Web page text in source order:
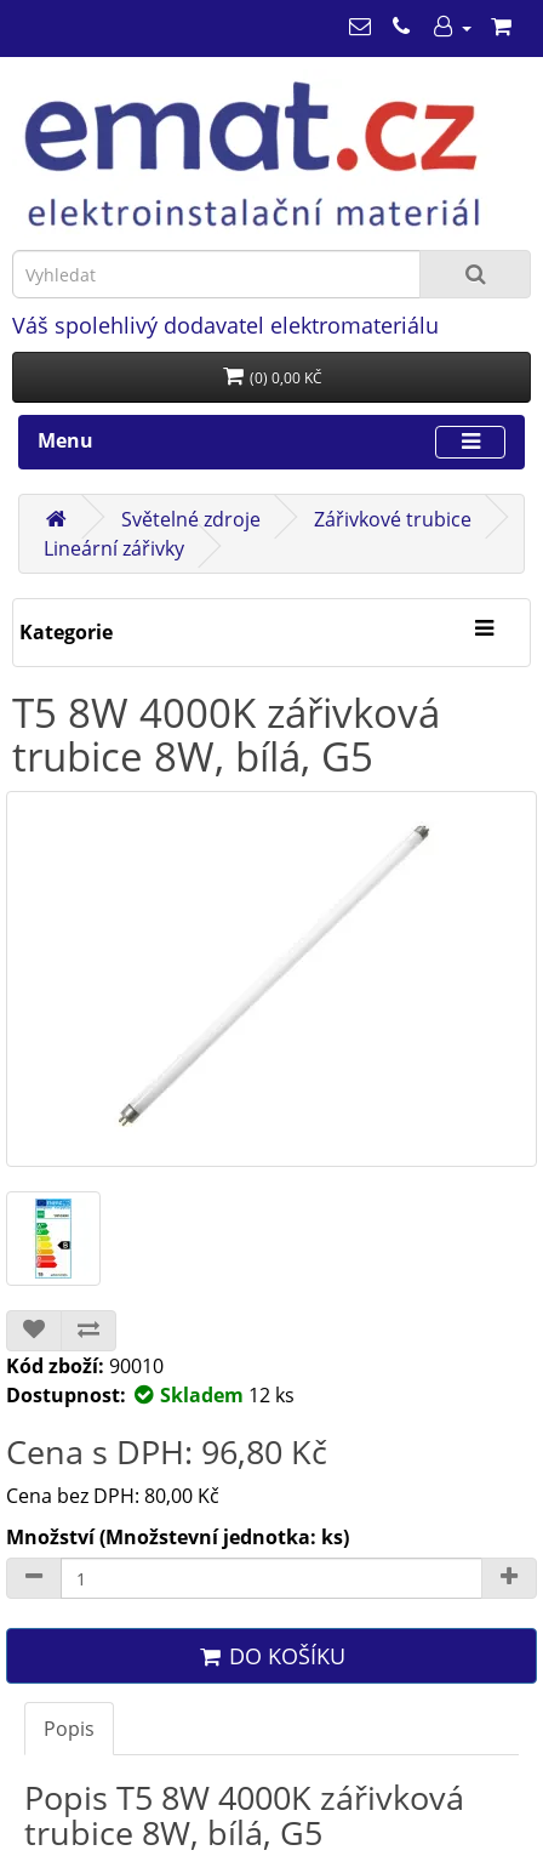
Váš spolehlivý dodavatel elektromateriálu
(0) 0,00 KČ
Menu
Světelné zdroje
Zářivkové trubice
Lineární zářivky
Kategorie
T5 8W 4000K zářivková
trubice 8W, bílá, G5
Kód zboží: 90010
Dostupnost:
Skladem 12 ks
Cena s DPH: 96,80 Kč
Cena bez DPH: 80,00 Kč
Množství (Množstevní jednotka: ks)
DO KOŠÍKU
Popis
Popis T5 8W 4000K zářivková
trubice 8W, bílá, G5